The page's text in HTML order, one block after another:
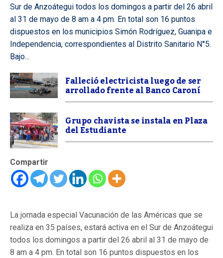
Sur de Anzoátegui todos los domingos a partir del 26 abril
al 31 de mayo de 8 am a 4 pm. En total son 16 puntos
dispuestos en los municipios Simón Rodríguez, Guanipa e
Independencia, correspondientes al Distrito Sanitario N°5.
Bajo...
Falleció electricista luego de ser
arrollado frente al Banco Caroní
Grupo chavista se instala en Plaza
del Estudiante
Compartir
La jornada especial Vacunación de las Américas que se
realiza en 35 países, estará activa en el Sur de Anzoátegui
todos los domingos a partir del 26 abril al 31 de mayo de
8 am a 4 pm. En total son 16 puntos dispuestos en los